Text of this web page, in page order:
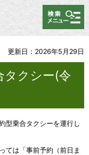
メニュー
更新日：2026年5月29日
タクシー(令
型乗合タクシーを運行し
ては「事前予約（前日ま